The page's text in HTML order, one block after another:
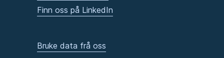
Finn oss på LinkedIn
Bruke data frå oss